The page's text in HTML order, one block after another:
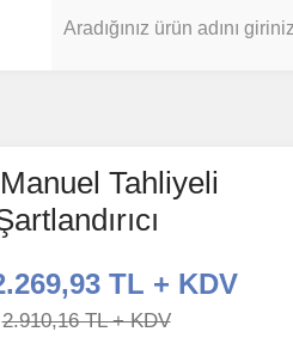
Tahliyeli
TL + KDV
2.910,16 TL + KDV